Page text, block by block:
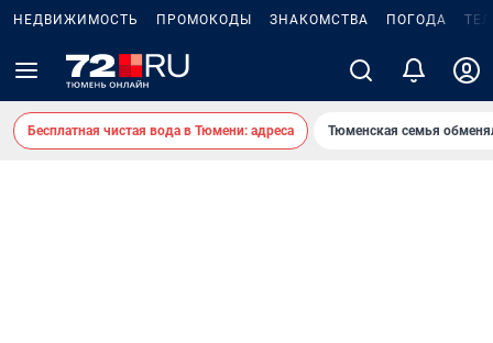
НЕДВИЖИМОСТЬ ПРОМОКОДЫ ЗНАКОМСТВА ПОГОДА
Бесплатная чистая вода в Тюмени: адреса Тюменская семья